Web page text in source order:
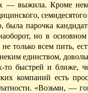
— выжила. Кроме
была парочка
но в
только всем пить,
единством,
то быстрей и ближе,
компаний есть
«Возьми, —